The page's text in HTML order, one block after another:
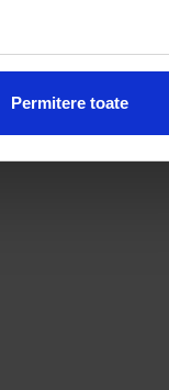
Permitere toate